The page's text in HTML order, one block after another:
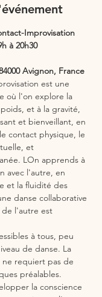
Improvisation
à 20h30
Avignon, France
est une
où l'on explore la
et à la gravité,
et bienveillant, en
contact physique, le
et
LOn apprends à
avec l'autre, en
et la fluidité des
danse collaborative
l'autre est
à tous, peu
de danse. La
requiert pas de
préalables.
la conscience